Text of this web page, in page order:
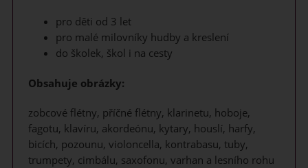
pro děti od 3 let
pro malé milovníky hudby a kreslení
do školek, škol i na cesty
Obsahuje obrázky:
zobcové flétny, příčné flétny, klarinetu, hoboje,
fagotu, klavíru, akordeónu, kytary, houslí, harfy,
bicích, pozounu, violoncella, kontrabasu, tuby,
trumpety, cimbálu, saxofonu, varhan a lesního rohu